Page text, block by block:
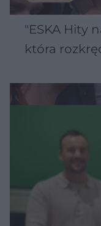
"ESKA Hity
która